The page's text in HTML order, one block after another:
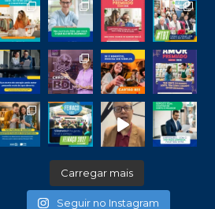
Carregar mais
Seguir no Instagram